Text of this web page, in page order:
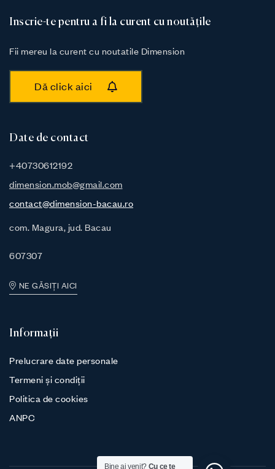
Inscrie-te pentru a fi la curent cu noutățile
Fii mereu la curent cu noutatile Dimension
Dă click aici
Date de contact
+40730612192
dimension.mob@gmail.com
contact@dimension-bacau.ro
com. Magura, jud. Bacau
607307
NE GĂSIȚI AICI
Informații
Prelucrare date personale
Termeni și condiții
Politica de cookies
ANPC
Bine ai venit? Cu ce te